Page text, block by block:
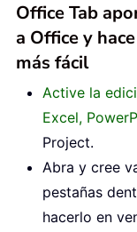
Office Tab
a Office y
más fácil
Active la
Excel,
Project.
Abra y cree
pestañas
hacerlo en